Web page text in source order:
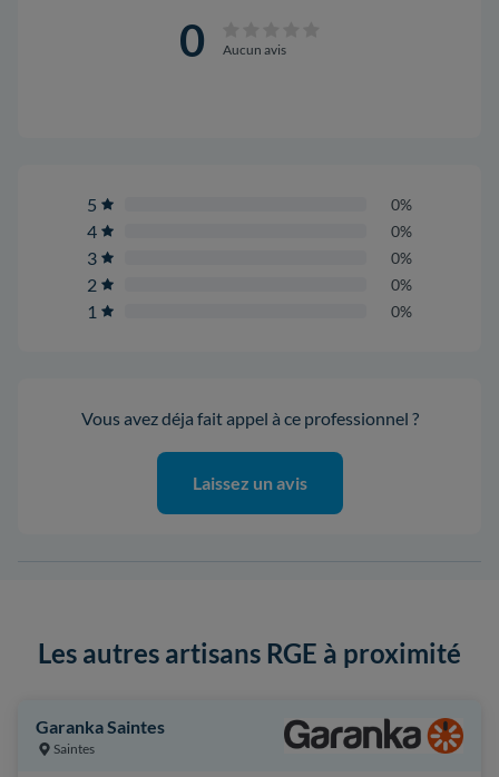
0 Aucun avis
5 0%
4 0%
3 0%
2 0%
1 0%
Vous avez déja fait appel à ce professionnel ?
Laissez un avis
Les autres artisans RGE à proximité
Garanka Saintes
Saintes